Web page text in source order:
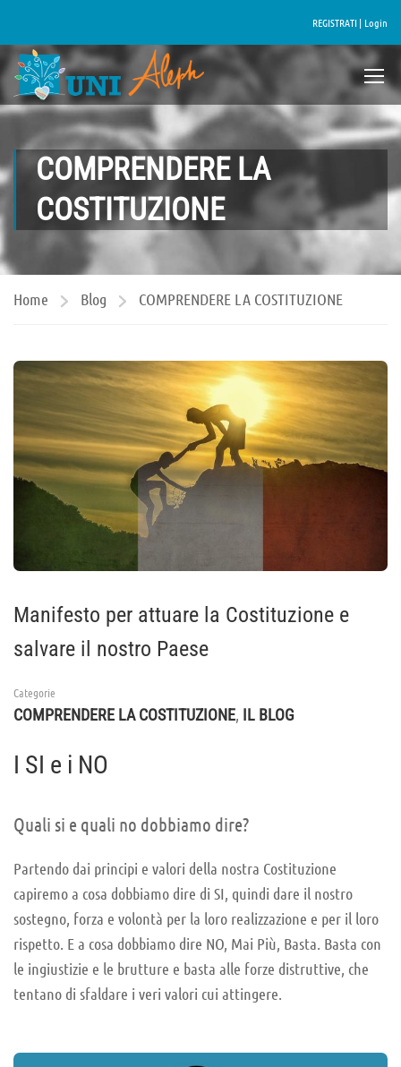
REGISTRATI | Login
COMPRENDERE LA
COSTITUZIONE
Home Blog COMPRENDERE LA COSTITUZIONE
Manifesto per attuare la Costituzione e
salvare il nostro Paese
Categorie
COMPRENDERE LA COSTITUZIONE, IL BLOG
I SI e i NO
Quali si e quali no dobbiamo dire?
Partendo dai principi e valori della nostra Costituzione
capiremo a cosa dobbiamo dire di SI, quindi dare il nostro
sostegno, forza e volontà per la loro realizzazione e per il loro
rispetto. E a cosa dobbiamo dire NO, Mai Più, Basta. Basta con
le ingiustizie e le brutture e basta alle forze distruttive, che
tentano di sfaldare i veri valori cui attingere.